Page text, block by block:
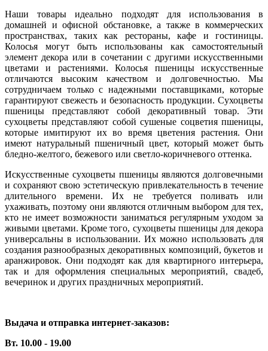
Наши товары идеально подходят для использования в
домашней и офисной обстановке, а также в коммерческих
пространствах, таких как рестораны, кафе и гостиницы.
Колосья могут быть использованы как самостоятельный
элемент декора или в сочетании с другими искусственными
цветами и растениями. Колосья пшеницы искусственные
отличаются высоким качеством и долговечностью. Мы
сотрудничаем только с надежными поставщиками, которые
гарантируют свежесть и безопасность продукции. Сухоцветы
пшеницы представляют собой декоративный товар. Эти
сухоцветы представляют собой сушеные соцветия пшеницы,
которые имитируют их во время цветения растения. Они
имеют натуральный пшеничный цвет, который может быть
бледно-желтого, бежевого или светло-коричневого оттенка.
Искусственные сухоцветы пшеницы являются долговечными
и сохраняют свою эстетическую привлекательность в течение
длительного времени. Их не требуется поливать или
ухаживать, поэтому они являются отличным выбором для тех,
кто не имеет возможности заниматься регулярным уходом за
живыми цветами. Кроме того, сухоцветы пшеницы для декора
универсальны в использовании. Их можно использовать для
создания разнообразных декоративных композиций, букетов и
аранжировок. Они подходят как для квартирного интерьера,
так и для оформления специальных мероприятий, свадеб,
вечеринок и других праздничных мероприятий.
Выдача и отправка интернет-заказов:
Вт. 10.00 - 19.00